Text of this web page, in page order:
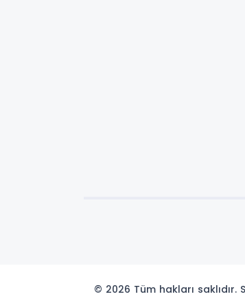
© 2026 Tüm hakları saklıdır.